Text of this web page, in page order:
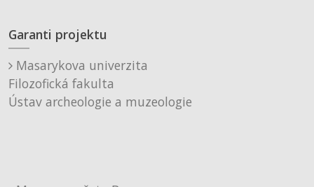
Garanti projektu
Masarykova univerzita
Filozofická fakulta
Ústav archeologie a muzeologie